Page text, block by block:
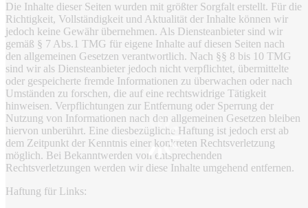
Die Inhalte dieser Seiten wurden mit größter Sorgfalt erstellt. Für die
Richtigkeit, Vollständigkeit und Aktualität der Inhalte können wir
jedoch keine Gewähr übernehmen. Als Diensteanbieter sind wir
gemäß § 7 Abs.1 TMG für eigene Inhalte auf diesen Seiten nach
den allgemeinen Gesetzen verantwortlich. Nach §§ 8 bis 10 TMG
sind wir als Diensteanbieter jedoch nicht verpflichtet, übermittelte
oder gespeicherte fremde Informationen zu überwachen oder nach
Umständen zu forschen, die auf eine rechtswidrige Tätigkeit
hinweisen. Verpflichtungen zur Entfernung oder Sperrung der
Nutzung von Informationen nach den allgemeinen Gesetzen bleiben
hiervon unberührt. Eine diesbezügliche Haftung ist jedoch erst ab
dem Zeitpunkt der Kenntnis einer konkreten Rechtsverletzung
möglich. Bei Bekanntwerden von entsprechenden
Rechtsverletzungen werden wir diese Inhalte umgehend entfernen.
Haftung für Links: